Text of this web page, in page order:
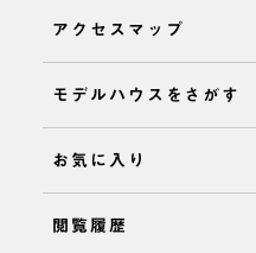
アクセスマップ
モデルハウスをさがす
お気に入り
閲覧履歴